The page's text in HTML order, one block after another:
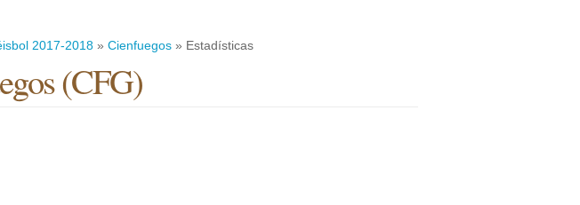
2017-2018 » Cienfuegos » Estadísticas
(CFG)